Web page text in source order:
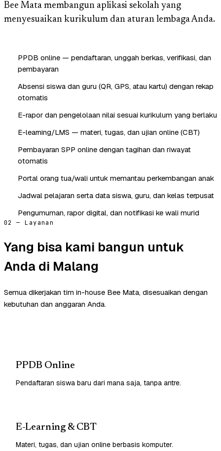
Bee Mata membangun aplikasi sekolah yang
menyesuaikan kurikulum dan aturan lembaga Anda.
PPDB online — pendaftaran, unggah berkas, verifikasi, dan
pembayaran
Absensi siswa dan guru (QR, GPS, atau kartu) dengan rekap
otomatis
E-rapor dan pengelolaan nilai sesuai kurikulum yang berlaku
E-learning/LMS — materi, tugas, dan ujian online (CBT)
Pembayaran SPP online dengan tagihan dan riwayat
otomatis
Portal orang tua/wali untuk memantau perkembangan anak
Jadwal pelajaran serta data siswa, guru, dan kelas terpusat
Pengumuman, rapor digital, dan notifikasi ke wali murid
02 — Layanan
Yang bisa kami bangun untuk
Anda di Malang
Semua dikerjakan tim in-house Bee Mata, disesuaikan dengan
kebutuhan dan anggaran Anda.
PPDB Online
Pendaftaran siswa baru dari mana saja, tanpa antre.
E-Learning & CBT
Materi, tugas, dan ujian online berbasis komputer.